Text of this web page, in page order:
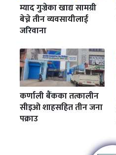
म्याद गुज्रेका खाद्य सामग्री
बेच्ने तीन व्यवसायीलाई
जरिवाना
कर्णाली बैंकका तत्कालीन
सीइओ शाहसहित तीन जना
पक्राउ